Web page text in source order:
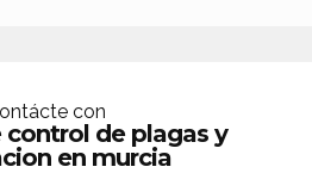
con
control de plagas y
en murcia